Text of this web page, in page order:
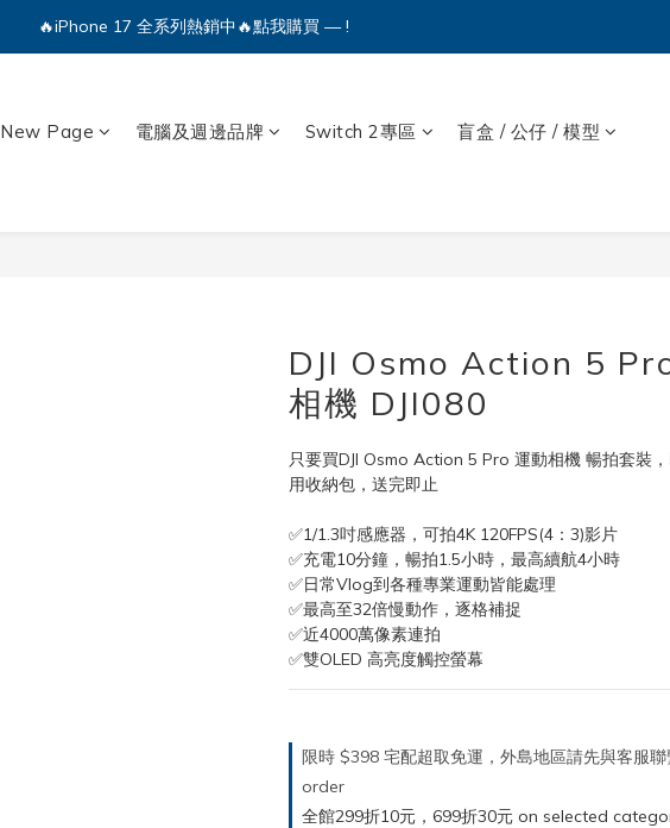
🔥iPhone 17 全系列熱銷中🔥點我購買 — !
💕加入Q哥 Line 新好友領優惠券！🎫
New Page 電腦及週邊品牌 Switch 2專區 盲盒 / 公仔 / 模型
DJI Osmo Action 5
相機 DJI080
只要買DJI Osmo Action 5 Pro 運動相機 暢拍套裝
用收納包，送完即止
✅1/1.3吋感應器，可拍4K 120FPS(4：3)影片
✅充電10分鐘，暢拍1.5小時，最高續航4小時
✅日常Vlog到各種專業運動皆能處理
✅最高至32倍慢動作，逐格補捉
✅近4000萬像素連拍
✅雙OLED 高亮度觸控螢幕
限時 $398 宅配超取免運，外島地區請先與客服
order
全館299折10元，699折30元 on selected